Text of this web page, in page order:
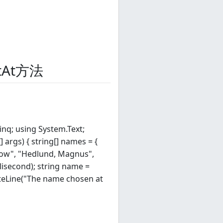
方法
using System.Text;
args) { string[] names = {
"Hedlund, Magnus",
string name =
name chosen at